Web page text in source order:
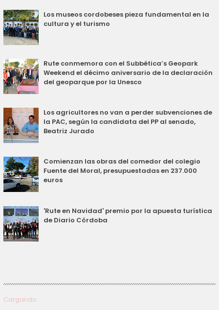
Los museos cordobeses pieza fundamental en la
cultura y el turismo
Rute conmemora con el Subbética’s Geopark
Weekend el décimo aniversario de la declaración
del geoparque por la Unesco
Los agricultores no van a perder subvenciones de
la PAC, según la candidata del PP al senado,
Beatriz Jurado
Comienzan las obras del comedor del colegio
Fuente del Moral, presupuestadas en 237.000
euros
'Rute en Navidad' premio por la apuesta turística
de Diario Córdoba
Cargando...